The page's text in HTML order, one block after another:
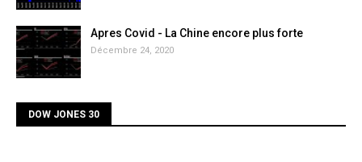
Apres Covid - La Chine encore plus forte
Décembre 24, 2020
DOW JONES 30